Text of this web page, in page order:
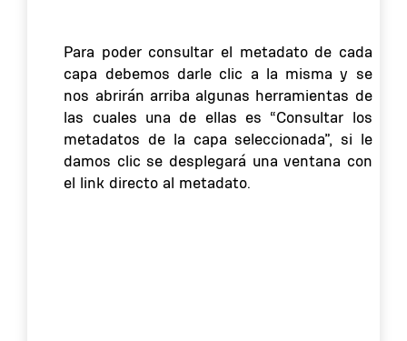
Para poder consultar el metadato de cada
capa debemos darle clic a la misma y se
nos abrirán arriba algunas herramientas de
las cuales una de ellas es “Consultar los
metadatos de la capa seleccionada”, si le
damos clic se desplegará una ventana con
el link directo al metadato.